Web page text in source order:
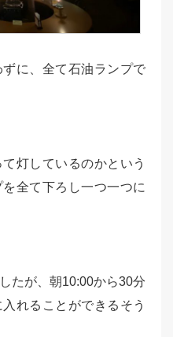
に、全て石油ランプで
灯しているのかという
全て下ろし一つ一つに
たが、朝10:00から30分
れることができるそう